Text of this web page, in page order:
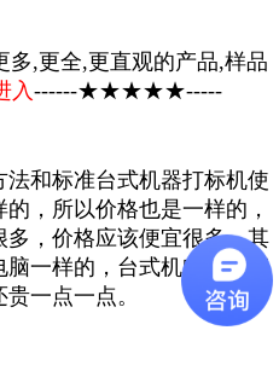
更全,更直观的产品,样品
入------★★★★★-----
和标准台式机器打标机使
，所以价格也是一样的，
，价格应该便宜很多，其
一样的，台式机电脑还便
一点一点。